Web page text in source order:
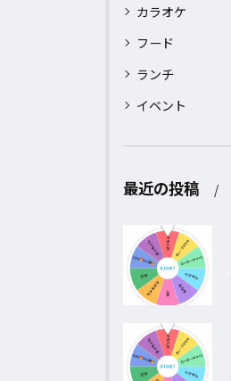
カラオケ
フード
ランチ
イベント
最近の投稿